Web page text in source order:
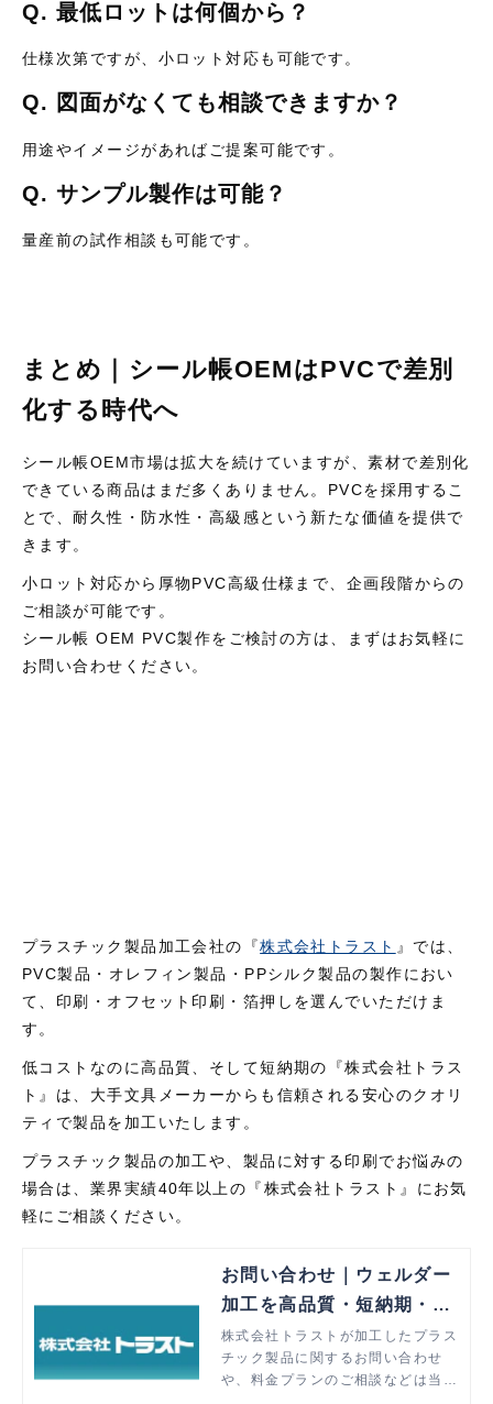
Q. 最低ロットは何個から？
仕様次第ですが、小ロット対応も可能です。
Q. 図面がなくても相談できますか？
用途やイメージがあればご提案可能です。
Q. サンプル製作は可能？
量産前の試作相談も可能です。
まとめ｜シール帳OEMはPVCで差別
化する時代へ
シール帳OEM市場は拡大を続けていますが、素材で差別化
できている商品はまだ多くありません。PVCを採用するこ
とで、耐久性・防水性・高級感という新たな価値を提供で
きます。
小ロット対応から厚物PVC高級仕様まで、企画段階からの
ご相談が可能です。
シール帳 OEM PVC製作をご検討の方は、まずはお気軽に
お問い合わせください。
プラスチック製品加工会社の『株式会社トラスト 』では、
PVC製品・オレフィン製品・PPシルク製品の製作におい
て、印刷・オフセット印刷・箔押しを選んでいただけま
す。
低コストなのに高品質、そして短納期の『株式会社トラス
ト』は、大手文具メーカーからも信頼される安心のクオリ
ティで製品を加工いたします。
プラスチック製品の加工や、製品に対する印刷でお悩みの
場合は、業界実績40年以上の『株式会社トラスト』にお気
軽にご相談ください。
お問い合わせ｜ウェルダー
加工を高品質・短納期・低
価格で解決
株式会社トラストが加工したプラス
チック製品に関するお問い合わせ
や、料金プランのご相談などは当ペ